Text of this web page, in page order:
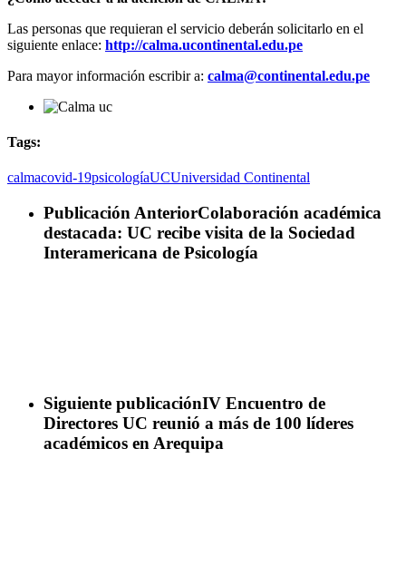
Las personas que requieran el servicio deberán solicitarlo en el
siguiente enlace: http://calma.ucontinental.edu.pe
Para mayor información escribir a: calma@continental.edu.pe
Tags:
calmacovid-19psicologíaUCUniversidad Continental
Publicación AnteriorColaboración académica
destacada: UC recibe visita de la Sociedad
Interamericana de Psicología
Siguiente publicaciónIV Encuentro de
Directores UC reunió a más de 100 líderes
académicos en Arequipa